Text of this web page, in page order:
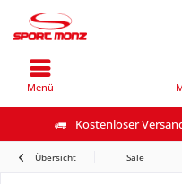
Kostenloser
Menü
Übersicht Sale